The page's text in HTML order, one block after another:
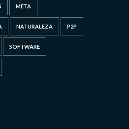
META
NATURALEZA P2P
SOFTWARE